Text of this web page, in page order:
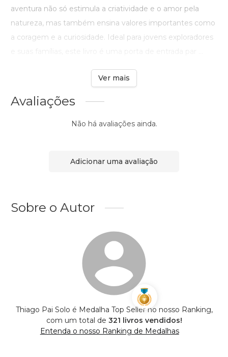
aventura não só estimula a criatividade e o amor pela
natureza, mas também ensina valores importantes como
a coragem e a curiosidade. Ideal para jovens exploradores
Ver mais
Avaliações
Não há avaliações ainda.
Adicionar uma avaliação
Sobre o Autor
Thiago Pai Solo é Medalha Top Seller no nosso Ranking,
com um total de 321 livros vendidos!
Entenda o nosso Ranking de Medalhas